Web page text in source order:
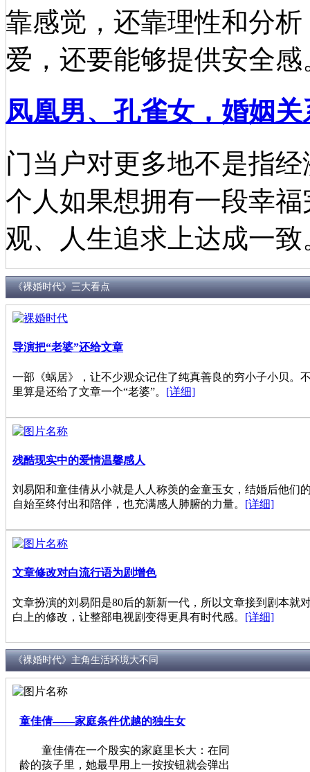
靠感觉，还靠理性和分
爱，还要能够提供安全感
凤凰男、孔雀女，婚姻
门当户对更多地不是指
个人如果想拥有一段幸
观、人生追求上达成一
《裸婚时代》三大看点
导演把“老婆”还给文章
一部《蜗居》，让不少观众记住了纯真善良的穷小子小贝。
里算是还给了文章一个“老婆”。 [详细]
残酷现实中的爱情温馨感人
刘易阳和童佳倩从小就是人人称羡的金童玉女，结婚后他们
自始至终付出和陪伴，也充满感人肺腑的力量。 [详细]
文章修改对白流行语为剧增色
文章扮演的刘易阳是80后的新新一代，所以文章接到剧本就
白上的修改，让整部电视剧变得更具有时代感。 [详细]
《裸婚时代》主角生活环境大不同
童佳倩——家庭条件优越的独生女
童佳倩在一个殷实的家庭里长大：在同
龄的孩子里，她最早用上一按按钮就会弹出